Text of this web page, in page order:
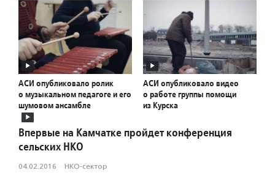
АСИ опубликовало ролик
о музыкальном педагоге и его
шумовом ансамбле
АСИ опубликовало видео
о работе группы помощи
из Курска
Впервые на Камчатке пройдет конференция
сельских НКО
04.02.2016 · НКО-сектор